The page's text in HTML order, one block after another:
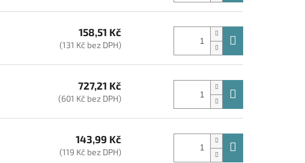
158,51 Kč
(131 Kč bez DPH)
727,21 Kč
(601 Kč bez DPH)
143,99 Kč
(119 Kč bez DPH)